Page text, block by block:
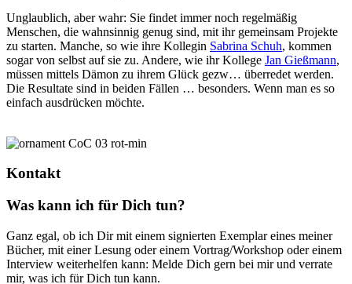
Unglaublich, aber wahr: Sie findet immer noch regelmäßig
Menschen, die wahnsinnig genug sind, mit ihr gemeinsam Projekte
zu starten. Manche, so wie ihre Kollegin Sabrina Schuh, kommen
sogar von selbst auf sie zu. Andere, wie ihr Kollege Jan Gießmann,
müssen mittels Dämon zu ihrem Glück gezw… überredet werden.
Die Resultate sind in beiden Fällen … besonders. Wenn man es so
einfach ausdrücken möchte.
Kontakt
Was kann ich für Dich tun?
Ganz egal, ob ich Dir mit einem signierten Exemplar eines meiner
Bücher, mit einer Lesung oder einem Vortrag/Workshop oder einem
Interview weiterhelfen kann: Melde Dich gern bei mir und verrate
mir, was ich für Dich tun kann.